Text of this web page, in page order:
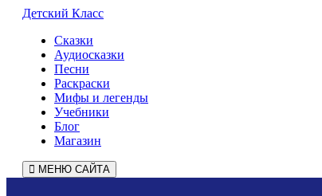
Детский Класс
Сказки
Аудиосказки
Песни
Раскраски
Мифы и легенды
Учебники
Блог
Магазин
МЕНЮ САЙТА